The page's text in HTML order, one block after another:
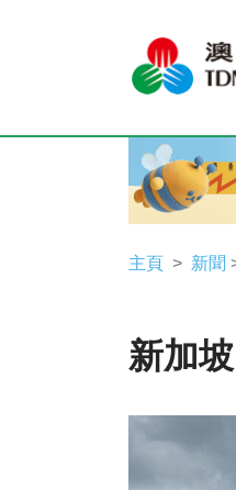
主頁 新聞
新加